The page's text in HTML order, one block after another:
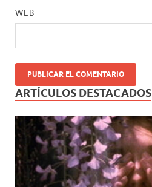
WEB
ARTÍCULOS DESTACADOS